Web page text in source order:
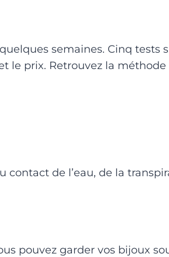
semaines. Cinq
le prix. Retrouvez la
de l’eau, de la
pouvez garder vos bijoux